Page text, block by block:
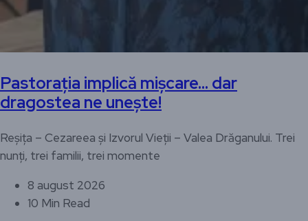
Pastorația implică mișcare… dar
dragostea ne unește!
Reșița – Cezareea și Izvorul Vieții – Valea Drăganului. Trei
nunți, trei familii, trei momente
8 august 2026
10 Min Read